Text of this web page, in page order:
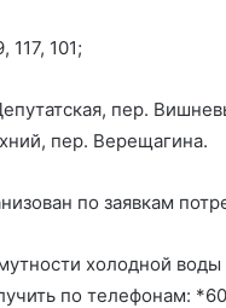
101;
пер.
пер. Верещагина.
по заявкам
холодной
по телефонам: